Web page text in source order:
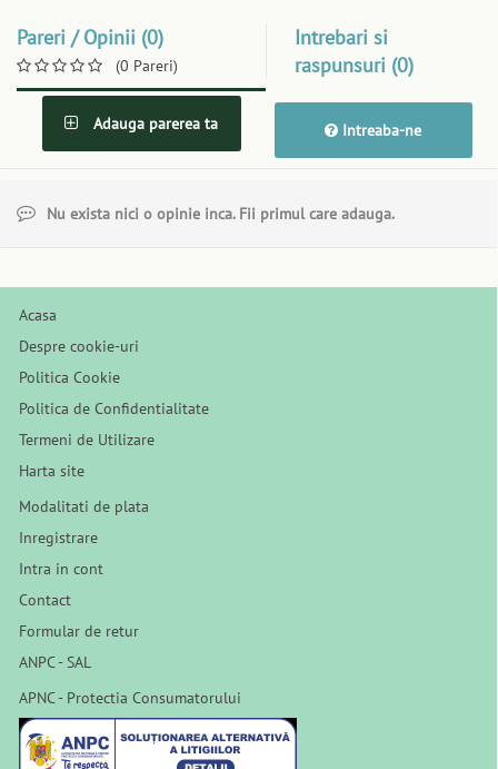
Pareri / Opinii (0)
(0 Pareri)
Intrebari si
raspunsuri (0)
Adauga parerea ta Intreaba-ne
Nu exista nici o opinie inca. Fii primul care adauga.
Acasa
Despre cookie-uri
Politica Cookie
Politica de Confidentialitate
Termeni de Utilizare
Harta site
Modalitati de plata
Inregistrare
Intra in cont
Contact
Formular de retur
ANPC - SAL
APNC - Protectia Consumatorului